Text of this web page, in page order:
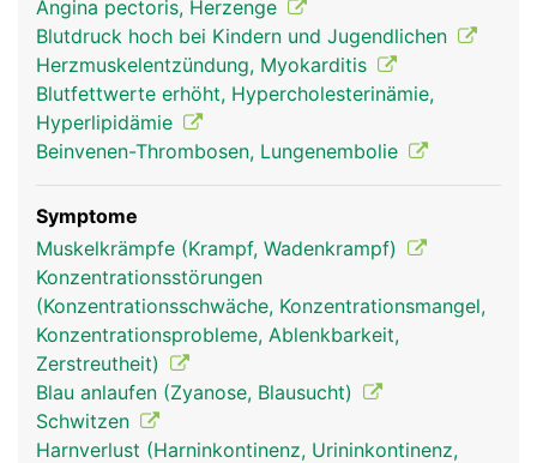
Herzkammer. Von dort wird das sauerstoffreiche
Blut über die Hauptschlagader (Aorta) in den
Körper gepumpt. In umgekehrter Richtung fliesst
das verbrauchte (sauerstoffarme und
kohlendioxidreiche) Blut über die Körpervenen
Herzkammer, von wo es über die Lungenarterien
in die Lunge gepumpt wird, um wieder mit
frischem Sauerstoff aufgetankt zu werden. Das
Herz pumpt dabei das Blut unermüdlich durch
beide Blutkreisläufe. Wird bei Anstrengung mehr
Sauerstoff benötigt pumpt es schneller, in Ruhe
pumpt es langsamer. Im Schnitt dauert es etwa
eine Minute, bis das Blut einmal durch den Körper
zirkuliert.
Angina pectoris, Herzenge
Blutdruck hoch bei Kindern und Jugendlichen
Herzmuskelentzündung, Myokarditis
Blutfettwerte erhöht, Hypercholesterinämie,
Hyperlipidämie
Beinvenen-Thrombosen, Lungenembolie
Symptome
Muskelkrämpfe (Krampf, Wadenkrampf)
Konzentrationsstörungen
(Konzentrationsschwäche, Konzentrationsmangel,
Konzentrationsprobleme, Ablenkbarkeit,
Zerstreutheit)
Blau anlaufen (Zyanose, Blausucht)
Schwitzen
Harnverlust (Harninkontinenz, Urininkontinenz,